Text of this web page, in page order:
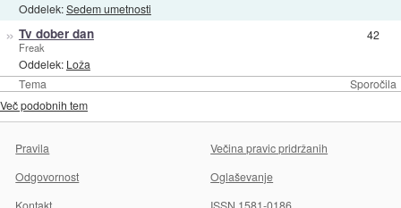
Tema Sporočila
Oddelek:Sedem umetnosti
» Tv dober dan
Freak
Oddelek: Loža
42
Več podobnih tem
Pravila
Večina pravic pridržanih
Odgovornost
Oglaševanje
Kontakt
ISSN 1581-0186